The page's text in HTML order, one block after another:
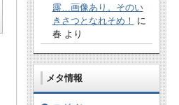
露…画像あり。そのい
きさつとなれそめ！
に
春 より
メタ情報